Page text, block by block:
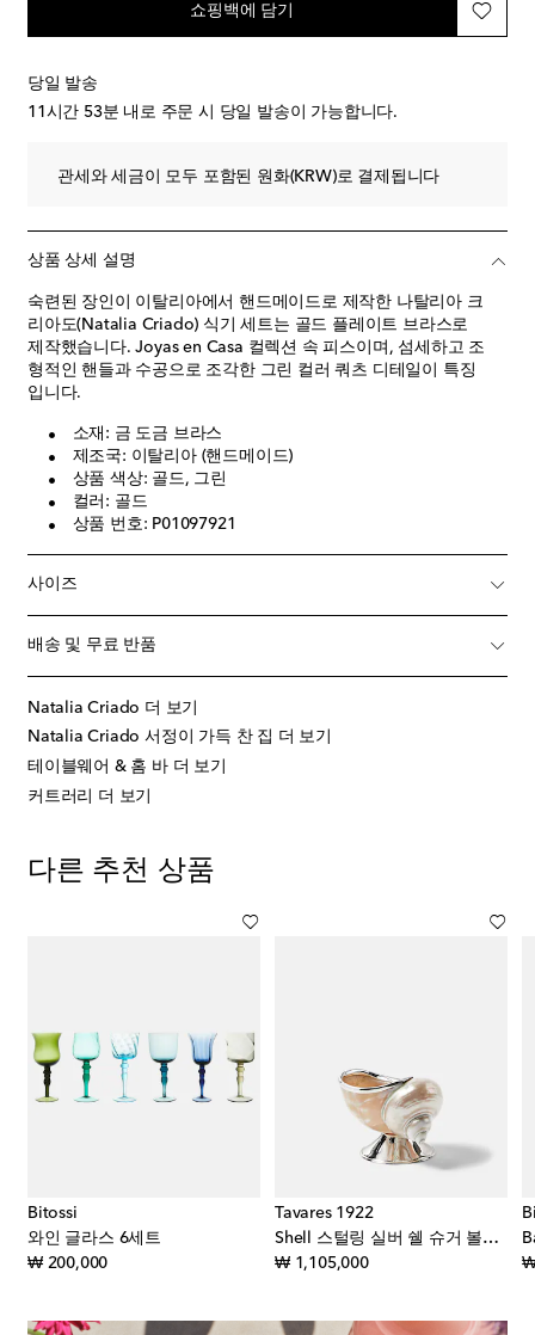
쇼핑백에 담기
당일 발송
11시간 53분 내로 주문 시 당일 발송이 가능합니다.
관세와 세금이 모두 포함된 원화(KRW)로 결제됩니다
상품 상세 설명
숙련된 장인이 이탈리아에서 핸드메이드로 제작한 나탈리아 크
리아도(Natalia Criado) 식기 세트는 골드 플레이트 브라스로
제작했습니다. Joyas en Casa 컬렉션 속 피스이며, 섬세하고 조
형적인 핸들과 수공으로 조각한 그린 컬러 쿼츠 디테일이 특징
입니다.
소재: 금 도금 브라스
제조국: 이탈리아 (핸드메이드)
상품 색상: 골드, 그린
컬러: 골드
상품 번호: P01097921
사이즈
배송 및 무료 반품
Natalia Criado 더 보기
Natalia Criado 서정이 가득 찬 집 더 보기
테이블웨어 & 홈 바 더 보기
커트러리 더 보기
다른 추천 상품
Bitossi
와인 글라스 6세트
₩ 200,000original price
Tavares 1922
Shell 스털링 실버 쉘 슈거 볼그릇
₩ 1,105,000original price ₩